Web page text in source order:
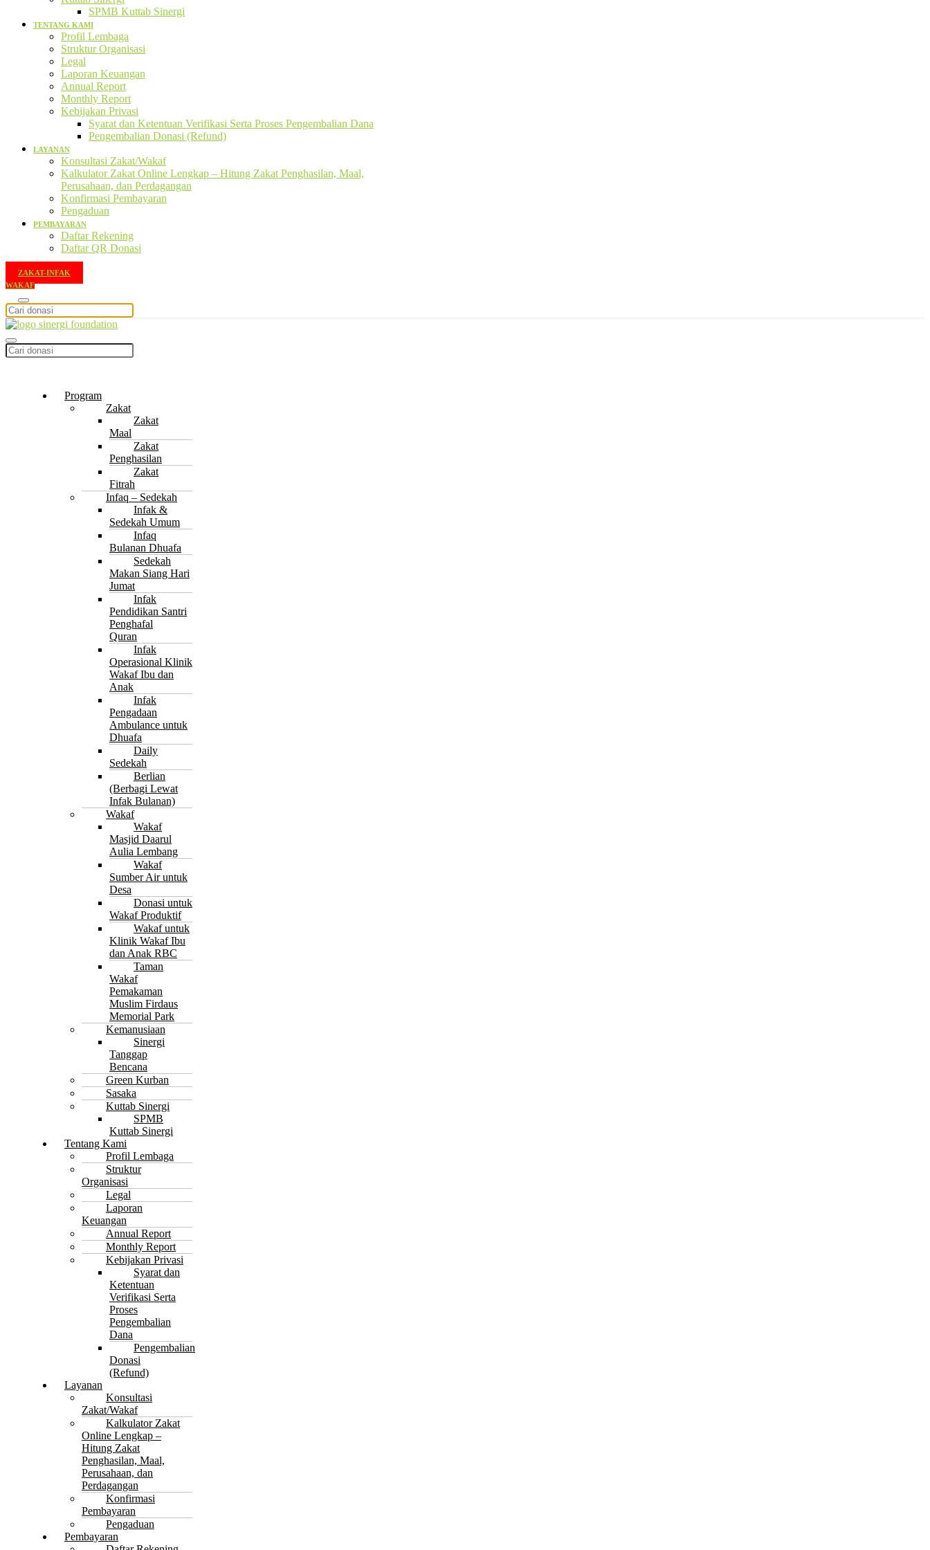
SPMB Kuttab Sinergi
TENTANG KAMI
Profil Lembaga
Struktur Organisasi
Legal
Laporan Keuangan
Annual Report
Monthly Report
Kebijakan Privasi
Syarat dan Ketentuan Verifikasi Serta Proses Pengembalian Dana
Pengembalian Donasi (Refund)
LAYANAN
Konsultasi Zakat/Wakaf
Kalkulator Zakat Online Lengkap – Hitung Zakat Penghasilan, Maal,
Perusahaan, dan Perdagangan
Konfirmasi Pembayaran
Pengaduan
PEMBAYARAN
Daftar Rekening
Daftar QR Donasi
ZAKAT-INFAK
WAKAF
Program
Zakat
Zakat
Maal
Zakat
Penghasilan
Zakat
Fitrah
Infaq – Sedekah
Infak &
Sedekah Umum
Infaq
Bulanan Dhuafa
Sedekah
Makan Siang Hari
Jumat
Infak
Pendidikan Santri
Penghafal
Quran
Infak
Operasional Klinik
Wakaf Ibu dan
Anak
Infak
Pengadaan
Ambulance untuk
Dhuafa
Daily
Sedekah
Berlian
(Berbagi Lewat
Infak Bulanan)
Wakaf
Wakaf
Masjid Daarul
Aulia Lembang
Wakaf
Sumber Air untuk
Desa
Donasi untuk
Wakaf Produktif
Wakaf untuk
Klinik Wakaf Ibu
dan Anak RBC
Taman
Wakaf
Pemakaman
Muslim Firdaus
Memorial Park
Kemanusiaan
Sinergi
Tanggap
Bencana
Green Kurban
Sasaka
Kuttab Sinergi
SPMB
Kuttab Sinergi
Tentang Kami
Profil Lembaga
Struktur
Organisasi
Legal
Laporan
Keuangan
Annual Report
Monthly Report
Kebijakan Privasi
Syarat dan
Ketentuan
Verifikasi Serta
Proses
Pengembalian
Dana
Pengembalian
Donasi
(Refund)
Layanan
Konsultasi
Zakat/Wakaf
Kalkulator Zakat
Online Lengkap –
Hitung Zakat
Penghasilan, Maal,
Perusahaan, dan
Perdagangan
Konfirmasi
Pembayaran
Pengaduan
Pembayaran